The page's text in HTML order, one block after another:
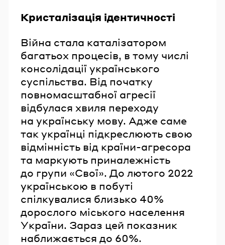
Кристалізація ідентичності
Війна стала каталізатором
багатьох процесів, в тому числі
консолідації українського
суспільства. Від початку
повномасштабної агресії
відбулася хвиля переходу
на українську мову. Адже саме
так українці підкреслюють свою
відмінність від країни-агресора
та маркують приналежність
до групи «Свої». До лютого 2022
українською в побуті
спілкувалися близько 40%
дорослого міського населення
України. Зараз цей показник
наближається до 60%.